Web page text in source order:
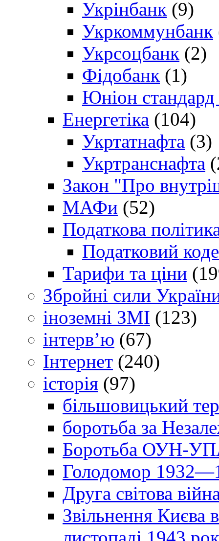
Укрінбанк (9)
Укркоммунбанк
Укрсоцбанк (2)
Фідобанк (1)
Юніон стандард
Енергетіка (104)
Укртатнафта (3)
Укртранснафта
Закон "Про
МАФи (52)
Податкова
Податковий
Тарифи та ціни
Збройні сили
іноземні ЗМІ (123)
інтерв’ю (67)
Інтернет (240)
історія (97)
більшовицький
боротьба за
Боротьба ОУН-УПА
Голодомор
Друга світова
Звільнення Києва